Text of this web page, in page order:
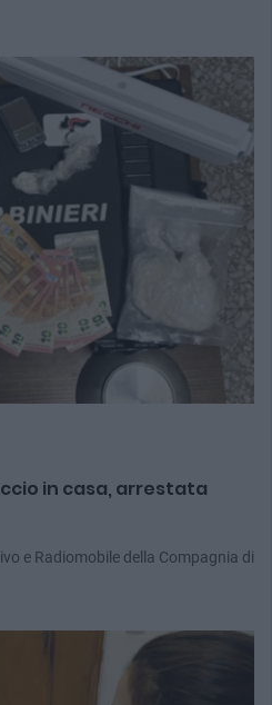
in casa, arrestata
e Radiomobile della Compagnia di